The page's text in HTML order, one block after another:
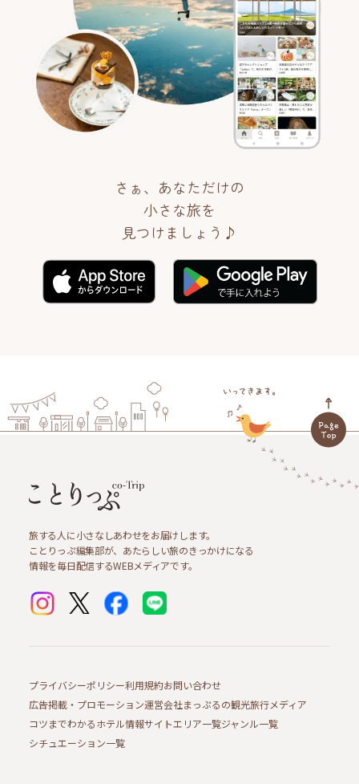
さぁ、あなただけの
小さな旅を
見つけましょう♪
旅する人に小さなしあわせをお届けします。
ことりっぷ編集部が、あたらしい旅のきっかけになる
情報を毎日配信するWEBメディアです。
プライバシーポリシー利用規約お問い合わせ
広告掲載・プロモーション運営会社まっぷるの観光旅行メディア
コツまでわかるホテル情報サイトエリア一覧ジャンル一覧
シチュエーション一覧